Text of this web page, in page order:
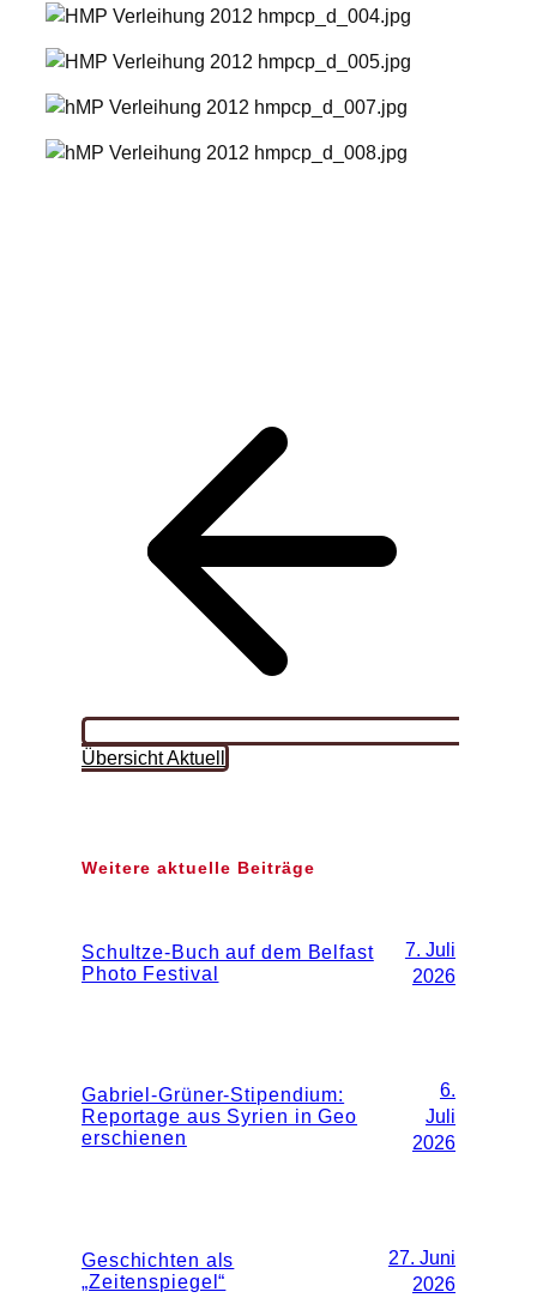
Übersicht Aktuell
Weitere aktuelle Beiträge
Schultze-Buch auf dem Belfast
Photo Festival
7. Juli
2026
Gabriel-Grüner-Stipendium:
Reportage aus Syrien in Geo
erschienen
6.
Juli
2026
Geschichten als
„Zeitenspiegel“
27. Juni
2026